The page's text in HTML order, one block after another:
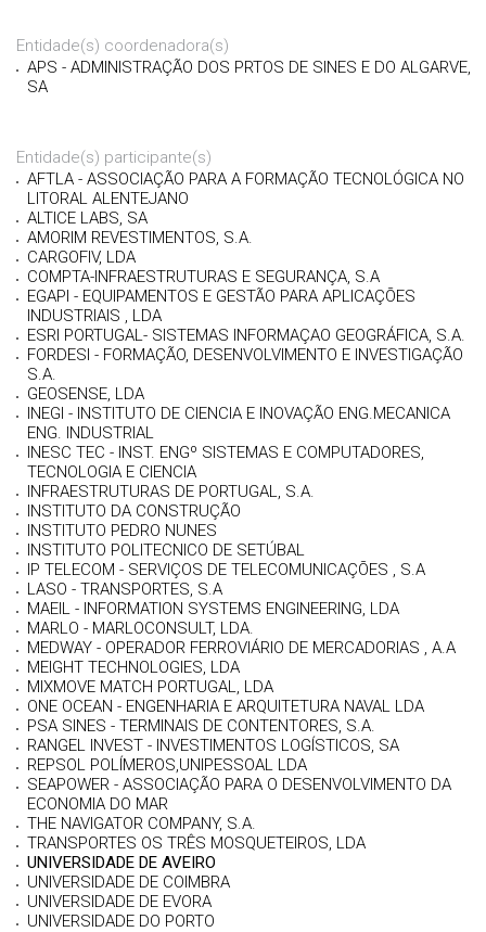
Entidade(s) coordenadora(s)
APS - ADMINISTRAÇÃO DOS PRTOS DE SINES E DO ALGARVE,
SA
Entidade(s) participante(s)
AFTLA - ASSOCIAÇÃO PARA A FORMAÇÃO TECNOLÓGICA NO
LITORAL ALENTEJANO
ALTICE LABS, SA
AMORIM REVESTIMENTOS, S.A.
CARGOFIV, LDA
COMPTA-INFRAESTRUTURAS E SEGURANÇA, S.A
EGAPI - EQUIPAMENTOS E GESTÃO PARA APLICAÇÕES
INDUSTRIAIS , LDA
ESRI PORTUGAL- SISTEMAS INFORMAÇAO GEOGRÁFICA, S.A.
FORDESI - FORMAÇÃO, DESENVOLVIMENTO E INVESTIGAÇÃO
S.A.
GEOSENSE, LDA
INEGI - INSTITUTO DE CIENCIA E INOVAÇÃO ENG.MECANICA
ENG. INDUSTRIAL
INESC TEC - INST. ENGº SISTEMAS E COMPUTADORES,
TECNOLOGIA E CIENCIA
INFRAESTRUTURAS DE PORTUGAL, S.A.
INSTITUTO DA CONSTRUÇÃO
INSTITUTO PEDRO NUNES
INSTITUTO POLITECNICO DE SETÚBAL
IP TELECOM - SERVIÇOS DE TELECOMUNICAÇÕES , S.A
LASO - TRANSPORTES, S.A
MAEIL - INFORMATION SYSTEMS ENGINEERING, LDA
MARLO - MARLOCONSULT, LDA.
MEDWAY - OPERADOR FERROVIÁRIO DE MERCADORIAS , A.A
MEIGHT TECHNOLOGIES, LDA
MIXMOVE MATCH PORTUGAL, LDA
ONE OCEAN - ENGENHARIA E ARQUITETURA NAVAL LDA
PSA SINES - TERMINAIS DE CONTENTORES, S.A.
RANGEL INVEST - INVESTIMENTOS LOGÍSTICOS, SA
REPSOL POLÍMEROS,UNIPESSOAL LDA
SEAPOWER - ASSOCIAÇÃO PARA O DESENVOLVIMENTO DA
ECONOMIA DO MAR
THE NAVIGATOR COMPANY, S.A.
TRANSPORTES OS TRÊS MOSQUETEIROS, LDA
UNIVERSIDADE DE AVEIRO
UNIVERSIDADE DE COIMBRA
UNIVERSIDADE DE EVORA
UNIVERSIDADE DO PORTO